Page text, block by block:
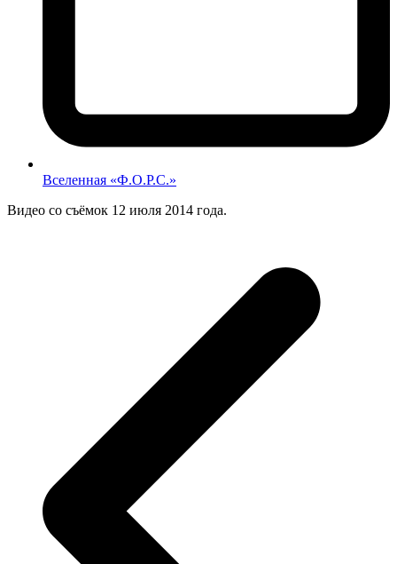
Вселенная «Ф.О.Р.С.»
Видео со съёмок 12 июля 2014 года.